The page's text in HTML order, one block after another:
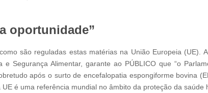
oportunidade”
são reguladas estas matérias na União Europeia (UE).
Segurança Alimentar, garante ao PÚBLICO que “o
após o surto de encefalopatia espongiforme bovina
é uma referência mundial no âmbito da proteção da saúde